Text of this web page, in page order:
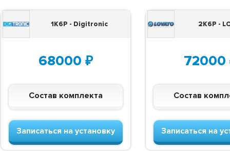
1K6P - Digitronic
68000 ₽
Состав комплекта
Записаться на установку
2K6P -
72000
Состав
Записаться на